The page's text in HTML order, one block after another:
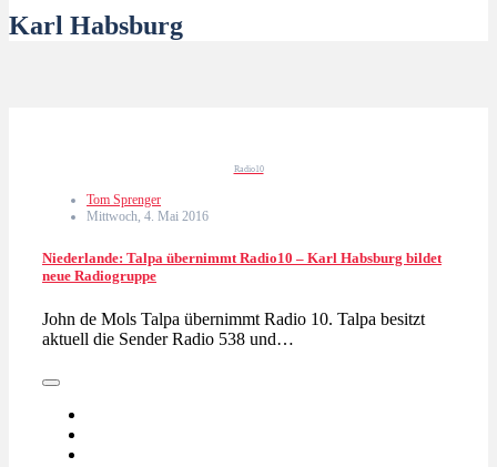
Karl Habsburg
Radio10
Tom Sprenger
Mittwoch, 4. Mai 2016
Niederlande: Talpa übernimmt Radio10 – Karl Habsburg bildet
neue Radiogruppe
John de Mols Talpa übernimmt Radio 10. Talpa besitzt
aktuell die Sender Radio 538 und…